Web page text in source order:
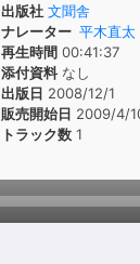
出版社 文聞舎
ナレーター 平木直太
再生時間 00:41:37
添付資料なし
出版日 2008/12/1
販売開始日 2009/4/
トラック数 1